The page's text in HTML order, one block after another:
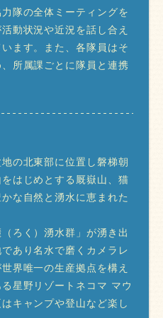
隊の全体ミーティングを
動状況や近況を話し合え
ます。また、各隊員はそ
所属課ごとに隊員と連携
の北東部に位置し磐梯朝
はじめとする厩嶽山、猫
な自然と湧水に恵まれた
ろく）湧水群」が湧き出
あり名水で磨くカメラレ
界唯一の生産拠点を構え
星野リゾートネコマ マウ
キャンプや登山など楽し